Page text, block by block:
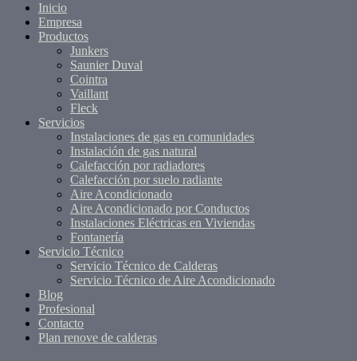
Inicio
Empresa
Productos
Junkers
Saunier Duval
Cointra
Vaillant
Fleck
Servicios
Instalaciones de gas en comunidades
Instalación de gas natural
Calefacción por radiadores
Calefacción por suelo radiante
Aire Acondicionado
Aire Acondicionado por Conductos
Instalaciones Eléctricas en Viviendas
Fontanería
Servicio Técnico
Servicio Técnico de Calderas
Servicio Técnico de Aire Acondicionado
Blog
Profesional
Contacto
Plan renove de calderas